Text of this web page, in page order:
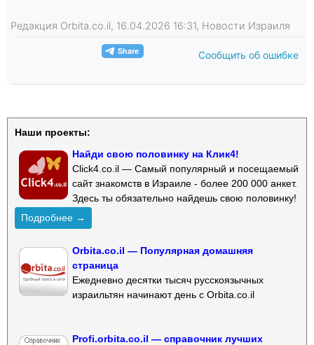
Редакция Orbita.co.il, 16.04.2026 16:31, Новости Израиля
Сообщить об ошибке
Наши проекты:
Найди свою половинку на Клик4!
Click4.co.il — Самый популярный и посещаемый
сайт знакомств в Израиле - более 200 000 анкет.
Здесь ты обязательно найдешь свою половинку!
Подробнее →
Orbita.co.il — Популярная домашняя
страница
Ежедневно десятки тысяч русскоязычных
израильтян начинают день с Orbita.co.il
Profi.orbita.co.il — справочник лучших